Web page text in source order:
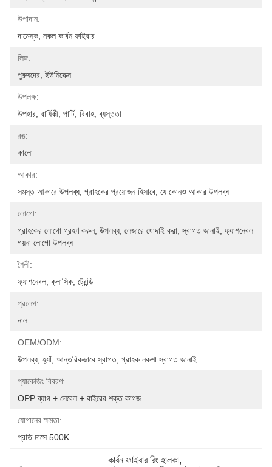
উপাদান:
দামেস্ক, নকল কার্বন ফাইবার
লিঙ্গ:
পুরুষদের, ইউনিসেক্স
উপলক্ষ:
উপহার, বার্ষিকী, পার্টি, বিবাহ, ব্যস্ততা
রঙ:
কালো
আকার:
সমস্ত আকারে উপলব্ধ, গ্রাহকের প্রয়োজন হিসাবে, যে কোনও আকার উপলব্ধ
লোগো:
গ্রাহকের লোগো গ্রহণ করুন, উপলব্ধ, লেজারে খোদাই করা, স্বাগত জানাই, ফ্যাশনেবল
গয়না লোগো উপলব্ধ
শৈলী:
ফ্যাশনেবল, ক্লাসিক, ট্রেন্ডি
প্রলেপ:
নাল
OEM/ODM:
উপলব্ধ, হ্যাঁ, আন্তরিকভাবে স্বাগত, গ্রাহক নকশা স্বাগত জানাই
প্যাকেজিং বিবরণ:
OPP ব্যাগ + লেবেল + বাইরের শক্ত কাগজ
যোগানের ক্ষমতা:
প্রতি মাসে 500K
কার্বন ফাইবার রিং হালকা,